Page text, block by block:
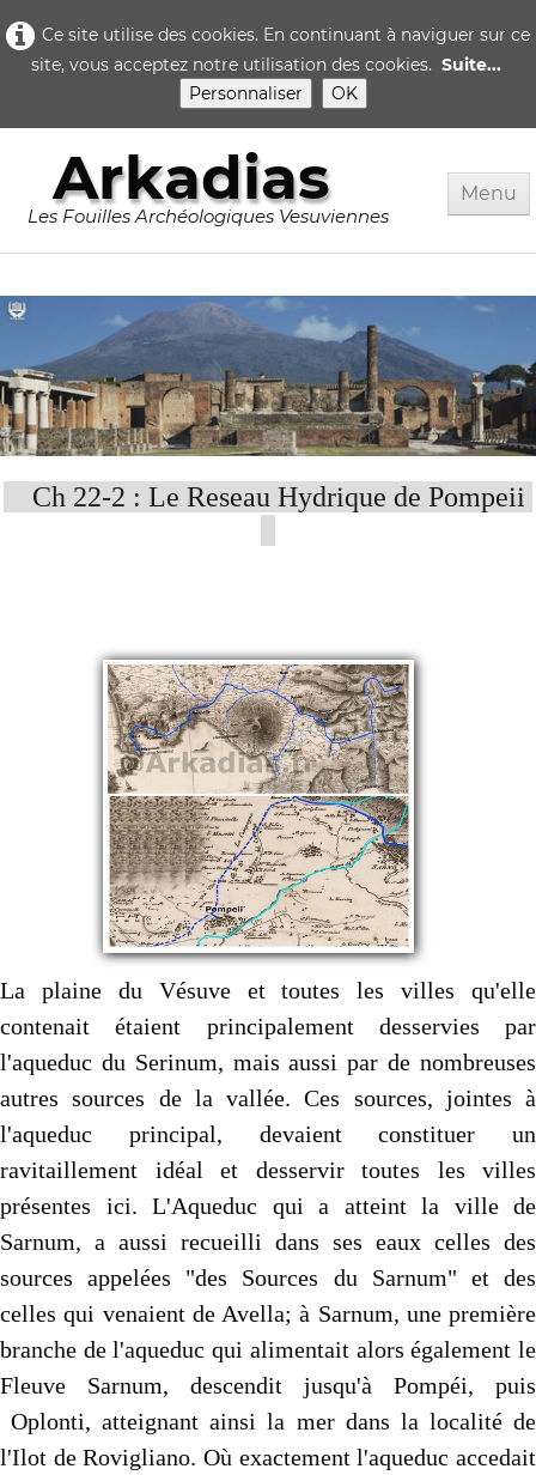
Ce site utilise des cookies. En continuant à naviguer sur ce
site, vous acceptez notre utilisation des cookies. Suite...
Personnaliser
OK
Arkadias
Les Fouilles Archéologiques Vesuviennes
Menu
Rome
Pompei
Herculanum▼
Quotidien..
Ch 22-2 : Le Reseau Hydrique de Pompeii
La plaine du Vésuve et toutes les villes qu'elle
contenait étaient principalement desservies par
l'aqueduc du Serinum, mais aussi par de nombreuses
autres sources de la vallée. Ces sources, jointes à
l'aqueduc principal, devaient constituer un
ravitaillement idéal et desservir toutes les villes
présentes ici. L'Aqueduc qui a atteint la ville de
Sarnum, a aussi recueilli dans ses eaux celles des
sources appelées "des Sources du Sarnum" et des
celles qui venaient de Avella; à Sarnum, une première
branche de l'aqueduc qui alimentait alors également le
Fleuve Sarnum, descendit jusqu'à Pompéi, puis
Oplonti, atteignant ainsi la mer dans la localité de
l'Ilot de Rovigliano. Où exactement l'aqueduc accedait